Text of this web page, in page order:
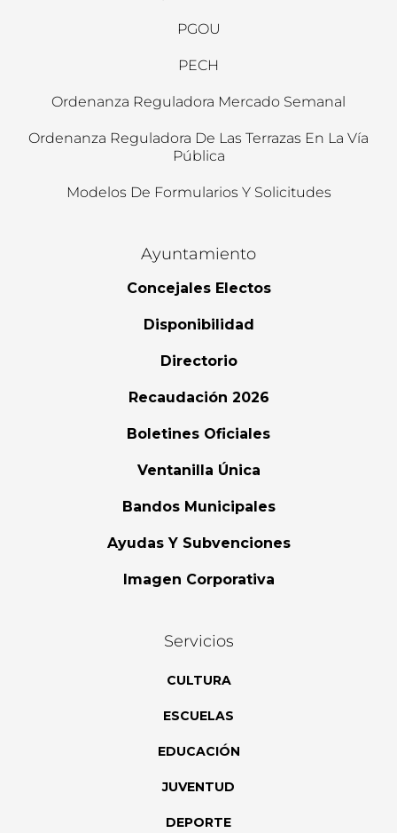
PGOU
PECH
Ordenanza Reguladora Mercado Semanal
Ordenanza Reguladora De Las Terrazas En La Vía
Pública
Modelos De Formularios Y Solicitudes
Ayuntamiento
Concejales Electos
Disponibilidad
Directorio
Recaudación 2026
Boletines Oficiales
Ventanilla Única
Bandos Municipales
Ayudas Y Subvenciones
Imagen Corporativa
Servicios
CULTURA
ESCUELAS
EDUCACIÓN
JUVENTUD
DEPORTE